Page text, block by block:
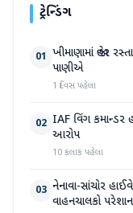
ટ્રેન્ડિંગ
01 ખીમાણામાં જાહેર
પાણીએ
1 દિવસ પહેલા
02 IAF વિંગ કમાન્ડર
આરોપ
10 કલાક પહેલા
03 નેનાવા-સાંચોર
વાહનચાલકો પરેશાન